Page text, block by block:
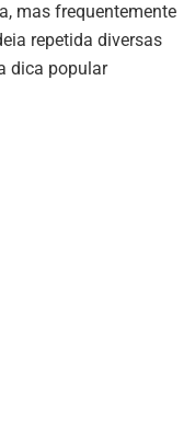
mas frequentemente
repetida diversas
dica popular